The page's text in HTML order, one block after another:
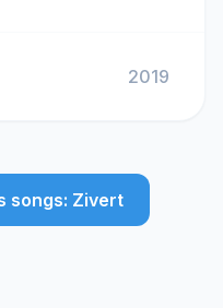
2019
songs: Zivert